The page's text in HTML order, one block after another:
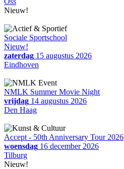
Nieuw!
Sociale Sportschool
Nieuw!
zaterdag 15 augustus 2026
Eindhoven
NMLK Summer Movie Night
vrijdag 14 augustus 2026
Den Haag
Accept - 50th Anniversary Tour 2026
woensdag 16 december 2026
Tilburg
Nieuw!